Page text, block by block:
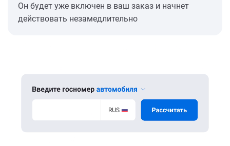
Он будет уже включен в ваш заказ и начнет
действовать незамедлительно